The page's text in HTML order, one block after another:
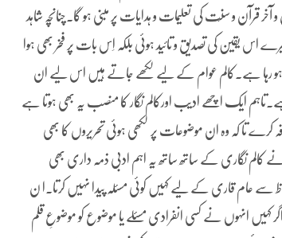
و سنّت کی تعلیمات و ہدایات پر مبنی ہو گا۔چنانچہ شاہد
یقین کی تصدیق و تائید ہوئی بلکہ اِس بات پر فخر بھی ہوا
حاصل ہو رہا ہے۔کالم عوام کے لیے لکھے جاتے ہیں اس لیے ان
ایک اچھے ادیب اورکالم نگار کا منصب یہ بھی ہوتا ہے
کرے تا کہ وہ ان موضوعات پر لکھی ہوئی تحریروں کا بھی
کالم نگاری کے ساتھ ساتھ یہ اہم ادبی ذمّہ داری بھی
سے عام قاری کے لیے کہیں کوئی مسئلہ پیدا نہیں کرتا۔ا ن
کہیں انہوں نے کسی انفرادی مسئلے یا موضوع کو موضوعِ قلم